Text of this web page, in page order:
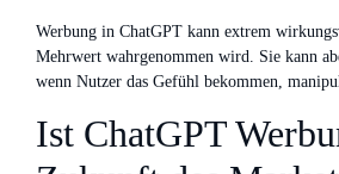
Werbung in ChatGPT kann extrem
Mehrwert wahrgenommen wird. Sie kann
wenn Nutzer das Gefühl bekommen,
Ist ChatGPT